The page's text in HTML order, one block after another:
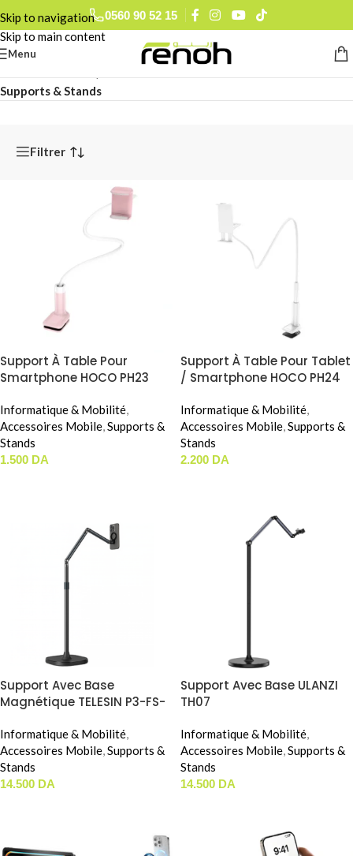
Skip to navigation
Skip to main content
0560 90 52 15
Menu
Supports & Stands
Filtrer
Support À Table Pour
Smartphone HOCO PH23
Informatique & Mobilité,
Accessoires Mobile,Supports &
Stands
1.500 DA
Support À Table Pour Tablet
/ Smartphone HOCO PH24
Informatique & Mobilité,
Accessoires Mobile,Supports &
Stands
2.200 DA
Support Avec Base
Magnétique TELESIN P3-FS-
Informatique & Mobilité,
Accessoires Mobile,Supports &
Stands
14.500 DA
Support Avec Base ULANZI
TH07
Informatique & Mobilité,
Accessoires Mobile,Supports &
Stands
14.500 DA